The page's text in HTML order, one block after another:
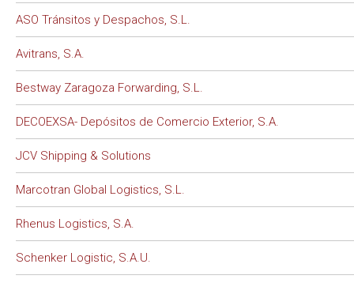
ASO Tránsitos y Despachos, S.L.
Avitrans, S.A.
Bestway Zaragoza Forwarding, S.L.
DECOEXSA- Depósitos de Comercio Exterior, S.A.
JCV Shipping & Solutions
Marcotran Global Logistics, S.L.
Rhenus Logistics, S.A.
Schenker Logistic, S.A.U.